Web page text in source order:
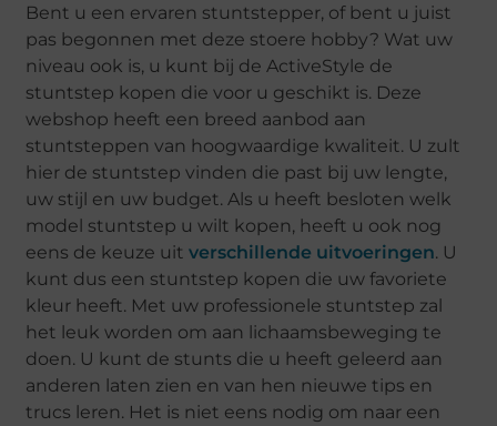
Bent u een ervaren stuntstepper, of bent u juist
pas begonnen met deze stoere hobby? Wat uw
niveau ook is, u kunt bij de ActiveStyle de
stuntstep kopen die voor u geschikt is. Deze
webshop heeft een breed aanbod aan
stuntsteppen van hoogwaardige kwaliteit. U zult
hier de stuntstep vinden die past bij uw lengte,
uw stijl en uw budget. Als u heeft besloten welk
model stuntstep u wilt kopen, heeft u ook nog
eens de keuze uitverschillende uitvoeringen. U
kunt dus een stuntstep kopen die uw favoriete
kleur heeft. Met uw professionele stuntstep zal
het leuk worden om aan lichaamsbeweging te
doen. U kunt de stunts die u heeft geleerd aan
anderen laten zien en van hen nieuwe tips en
trucs leren. Het is niet eens nodig om naar een